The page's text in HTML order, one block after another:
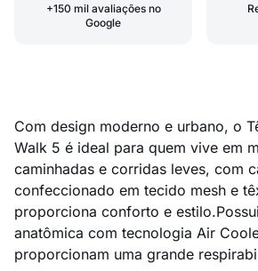
+150 mil avaliações no
Google
Com design moderno e urbano, o
Walk 5 é ideal para quem vive em
caminhadas e corridas leves, com
confeccionado em tecido mesh e
proporciona conforto e
anatômica com tecnologia Air
proporcionam uma grande